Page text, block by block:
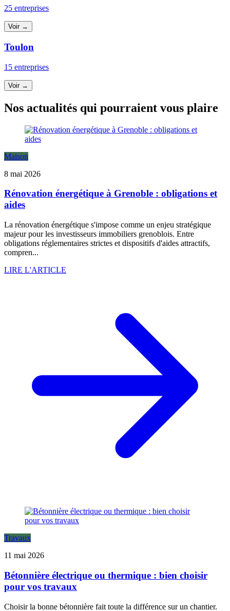
25 entreprises
Voir →
Toulon
15 entreprises
Voir →
Nos actualités qui pourraient vous plaire
Maison
8 mai 2026
Rénovation énergétique à Grenoble : obligations et
aides
La rénovation énergétique s'impose comme un enjeu stratégique
majeur pour les investisseurs immobiliers grenoblois. Entre
obligations réglementaires strictes et dispositifs d'aides attractifs,
compren...
LIRE L'ARTICLE
Travaux
11 mai 2026
Bétonnière électrique ou thermique : bien choisir
pour vos travaux
Choisir la bonne bétonnière fait toute la différence sur un chantier.